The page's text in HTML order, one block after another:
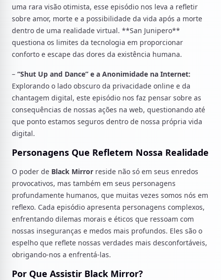
uma rara visão otimista, esse episódio nos leva a refletir
sobre amor, morte e a possibilidade da vida após a morte
dentro de uma realidade virtual. **San Junipero**
questiona os limites da tecnologia em proporcionar
conforto e escape das dores da existência humana.
– “Shut Up and Dance” e a Anonimidade na Internet:
Explorando o lado obscuro da privacidade online e da
chantagem digital, este episódio nos faz pensar sobre as
consequências de nossas ações na web, questionando até
que ponto estamos seguros dentro de nossa própria vida
digital.
Personagens Que Refletem Nossa Realidade
O poder de Black Mirror reside não só em seus enredos
provocativos, mas também em seus personagens
profundamente humanos, que muitas vezes somos nós em
reflexo. Cada episódio apresenta personagens complexos,
enfrentando dilemas morais e éticos que ressoam com
nossas inseguranças e medos mais profundos. Eles são o
espelho que reflete nossas verdades mais desconfortáveis,
obrigando-nos a enfrentá-las.
Por Que Assistir Black Mirror?